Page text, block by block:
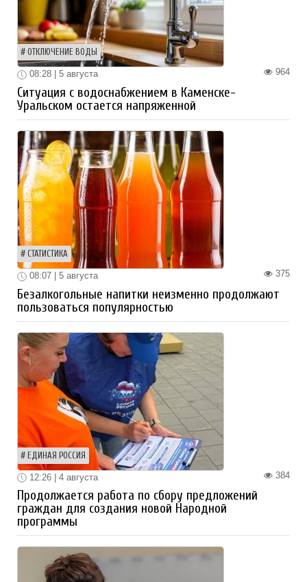
ОТКЛЮЧЕНИЕ ВОДЫ
964
08:28 | 5 августа
Ситуация с водоснабжением в Каменске-
Уральском остается напряженной
СТАТИСТИКА
375
08:07 | 5 августа
Безалкогольные напитки неизменно продолжают
пользоваться популярностью
ЕДИНАЯ РОССИЯ
384
12:26 | 4 августа
Продолжается работа по сбору предложений
граждан для создания новой Народной
программы